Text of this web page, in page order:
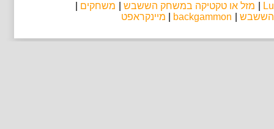
מזל או טקטיקה במשחק הששבש משחקים
הששבש
backgammon מיינקראפט